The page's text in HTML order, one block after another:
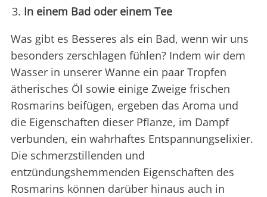
In einem Bad oder einem Tee
Was gibt es Besseres als ein Bad, wenn wir uns
besonders zerschlagen fühlen? Indem wir dem
Wasser in unserer Wanne ein paar Tropfen
ätherisches Öl sowie einige Zweige frischen
Rosmarins beifügen, ergeben das Aroma und
die Eigenschaften dieser Pflanze, im Dampf
verbunden, ein wahrhaftes Entspannungselixier.
Die schmerzstillenden und
entzündungshemmenden Eigenschaften des
Rosmarins können darüber hinaus auch in